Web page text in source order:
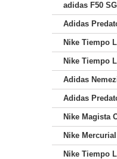
adidas F50 SG
Adidas
Nike Tiempo
Nike Tiempo
Adidas
Adidas
Nike Magista
Nike
Nike Tiempo